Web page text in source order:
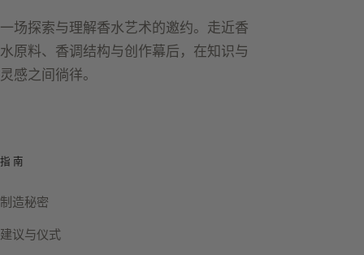
一场探索与理解香水艺术的邀约。走近香
水原料、香调结构与创作幕后，在知识与
灵感之间徜徉。
指南
制造秘密
建议与仪式